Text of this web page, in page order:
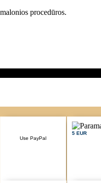
procedūros.
Use PayPal
5 EUR